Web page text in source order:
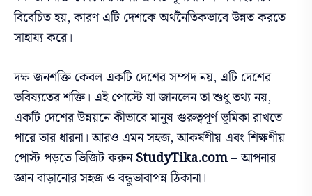
বিবেচিত হয়, কারণ এটি দেশকে অর্থনৈতিকভাবে উন্নত করতে
সাহায্য করে।
দক্ষ জনশক্তি কেবল একটি দেশের সম্পদ নয়, এটি দেশের
ভবিষ্যতের শক্তি। এই পোস্টে যা জানলেন তা শুধু তথ্য নয়,
একটি দেশের উন্নয়নে কীভাবে মানুষ গুরুত্বপূর্ণ ভূমিকা রাখতে
পারে তার ধারনা। আরও এমন সহজ, আকর্ষণীয় এবং শিক্ষণীয়
পোস্ট পড়তে ভিজিট করুনStudyTika.com– আপনার
জ্ঞান বাড়ানোর সহজ ও বন্ধুভাবাপন্ন ঠিকানা।